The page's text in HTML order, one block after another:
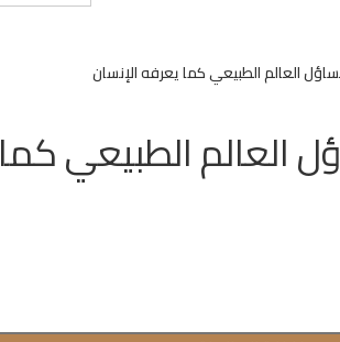
العالم الطبيعي كما يعرفه الإنسان
العالم الطبيعي كما